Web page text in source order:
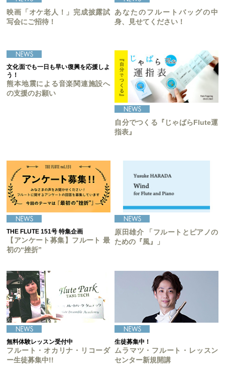
映画「オケ老人！」完成披露試
写会にご招待！
あなたのフルートバッグの中
身、見せてください！
文化面でも一日も早い復興を応援しよ
う！
熊本地震による音楽関連施設へ
の支援のお願い
自分でつくる『じゃばらFlute運
指表』
THE FLUTE 151号 特集企画
【アンケート募集】フルート 最
初の“挫折”
原田雄介 「フルートとピアノの
ための『風』」
無料体験レッスン受付中
フルート・オカリナ・リコーダ
ー生徒募集中!!
生徒募集中！
ムラマツ・フルート・レッスン
センター新規開講